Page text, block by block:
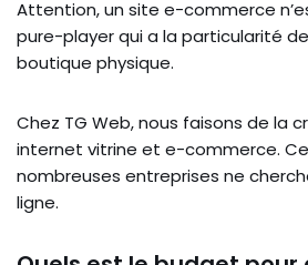
Attention, un site e-commerce
pure-player qui a la particularité
boutique physique.
Chez TG Web, nous faisons de la
internet vitrine et e-commerce.
nombreuses entreprises ne
ligne.